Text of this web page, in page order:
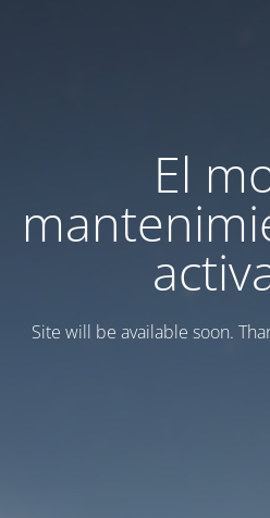
El
Site will be available soon.